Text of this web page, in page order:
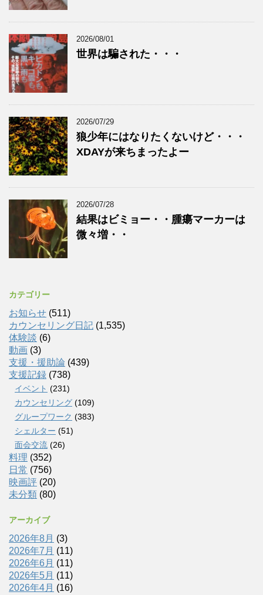
2026/08/01
世界は騙された・・・
2026/07/29
狼少年にはなりたくないけど・・・
XDAYが来ちまったよー
2026/07/28
結果はビミョー・・腫瘍マーカーは
微々増・・
カテゴリー
お知らせ (511)
カウンセリング日記 (1,535)
体験談 (6)
動画 (3)
支援・援助論 (439)
支援記録 (738)
イベント (231)
カウンセリング (109)
グループワーク (383)
シェルター (51)
面会交流 (26)
料理 (352)
日常 (756)
映画評 (20)
未分類 (80)
アーカイブ
2026年8月 (3)
2026年7月 (11)
2026年6月 (11)
2026年5月 (11)
2026年4月 (16)